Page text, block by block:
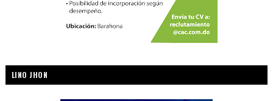
LINO JHON